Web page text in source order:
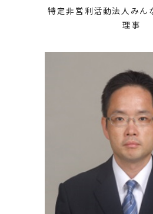
特定非営利活動法人みん
理事